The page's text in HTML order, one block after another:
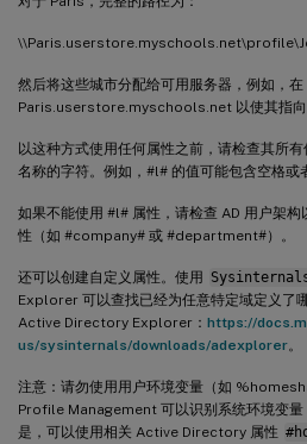
然后将这些城市分配给可用服务器，例如，在
Paris.userstore.myschools.net 以使其指向
以这种方式使用任何属性之前，请检查其所
名称的字符。例如，#l# 的值可能包含空格或
如果不能使用 #l# 属性，请检查 AD 用户架
性（如 #company# 或 #department#）。
还可以创建自定义属性。使用
Explorer 可以查找已经为任意特定域定义了
Active Directory Explorer： https://
us/sysinternals/downloads/adexplorer。
注意：请勿使用用户环境变量（如
Profile Management 可以识别系统环境变量
是，可以使用相关 Active Directory 属性